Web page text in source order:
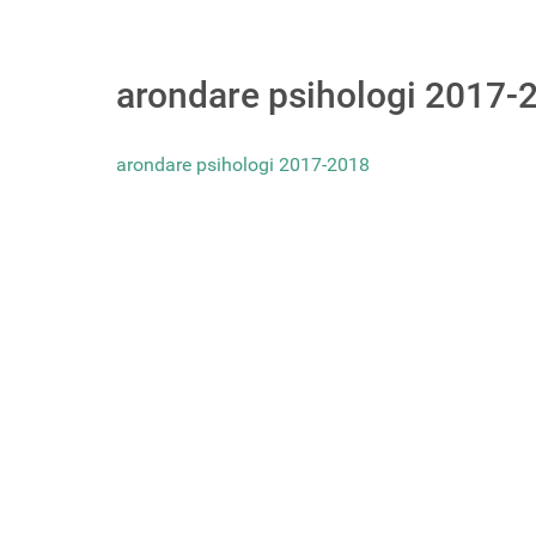
arondare psihologi 2017-
arondare psihologi 2017-2018